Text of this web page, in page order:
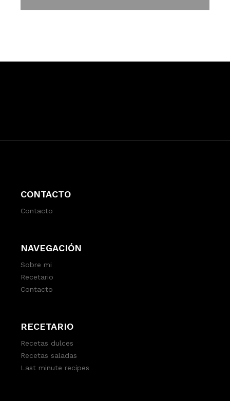
CONTACTO
Contacto
NAVEGACIÓN
Sobre mi
Recetario
Contacto
RECETARIO
Recetas dulces
Recetas saladas
Last minute recipes